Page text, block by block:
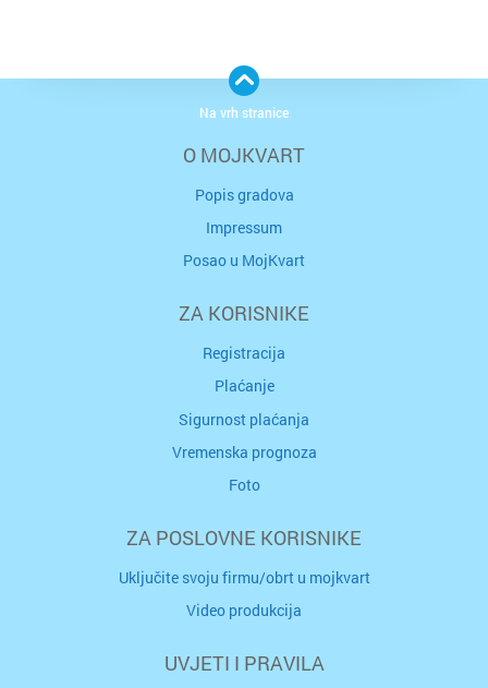
O MOJKVART
Popis gradova
Impressum
Posao u MojKvart
ZA KORISNIKE
Registracija
Plaćanje
Sigurnost plaćanja
Vremenska prognoza
Foto
ZA POSLOVNE KORISNIKE
Uključite svoju firmu/obrt u mojkvart
Video produkcija
UVJETI I PRAVILA
Na vrh stranice